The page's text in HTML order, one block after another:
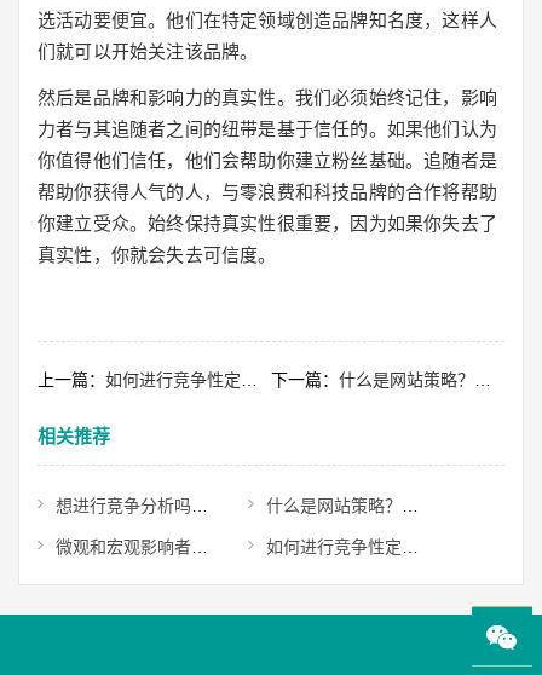
选活动要便宜。他们在特定领域创造品牌知名度，这样人
们就可以开始关注该品牌。
然后是品牌和影响力的真实性。我们必须始终记住，影响
力者与其追随者之间的纽带是基于信任的。如果他们认为
你值得他们信任，他们会帮助你建立粉丝基础。追随者是
帮助你获得人气的人，与零浪费和科技品牌的合作将帮助
你建立受众。始终保持真实性很重要，因为如果你失去了
真实性，你就会失去可信度。
上一篇： 如何进行竞争性定价分析 下一篇： 什么是网站策略？为什么你需要它以及你如何做到
相关推荐